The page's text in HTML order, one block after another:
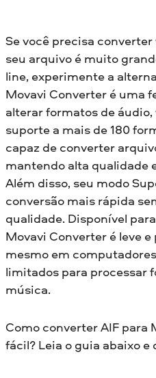
Se você precisa
seu arquivo é muito
line, experimente a
Movavi Converter é uma
alterar formatos de
suporte a mais de 180
capaz de converter
mantendo alta qualidade
Além disso, seu modo
conversão mais rápida
qualidade. Disponível
Movavi Converter é leve
mesmo em
limitados para processar
música.
Como converter AIF para
fácil? Leia o guia abaixo e